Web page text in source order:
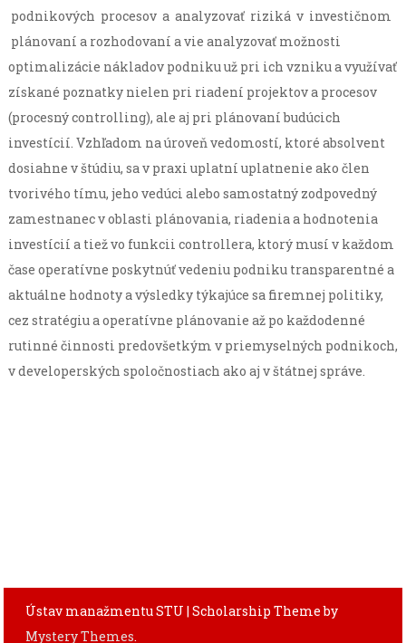
podnikových procesov a analyzovať riziká v investičnom
plánovaní a rozhodovaní a vie analyzovať možnosti
optimalizácie nákladov podniku už pri ich vzniku a využívať
získané poznatky nielen pri riadení projektov a procesov
(procesný controlling), ale aj pri plánovaní budúcich
investícií. Vzhľadom na úroveň vedomostí, ktoré absolvent
dosiahne v štúdiu, sa v praxi uplatní uplatnenie ako člen
tvorivého tímu, jeho vedúci alebo samostatný zodpovedný
zamestnanec v oblasti plánovania, riadenia a hodnotenia
investícií a tiež vo funkcii controllera, ktorý musí v každom
čase operatívne poskytnúť vedeniu podniku transparentné a
aktuálne hodnoty a výsledky týkajúce sa firemnej politiky,
cez stratégiu a operatívne plánovanie až po každodenné
rutinné činnosti predovšetkým v priemyselných podnikoch,
v developerských spoločnostiach ako aj v štátnej správe.
Ústav manažmentu STU |Scholarship Theme by
Mystery Themes.